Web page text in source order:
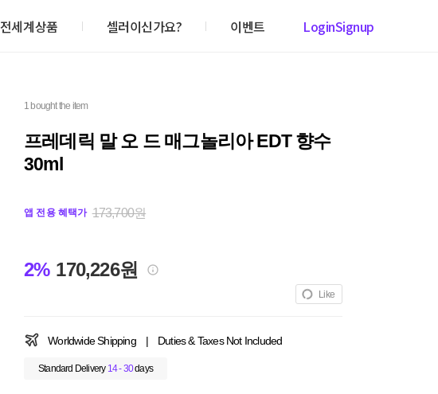
전세계상품 셀러이신가요? 이벤트 LoginSignup
1 bought the item
프레데릭 말 오 드 매그놀리아 EDT 향수
30ml
앱 전용 혜택가 173,700원
2% 170,226원
Like
Worldwide Shipping | Duties & Taxes Not Included
Standard Delivery 14 - 30days